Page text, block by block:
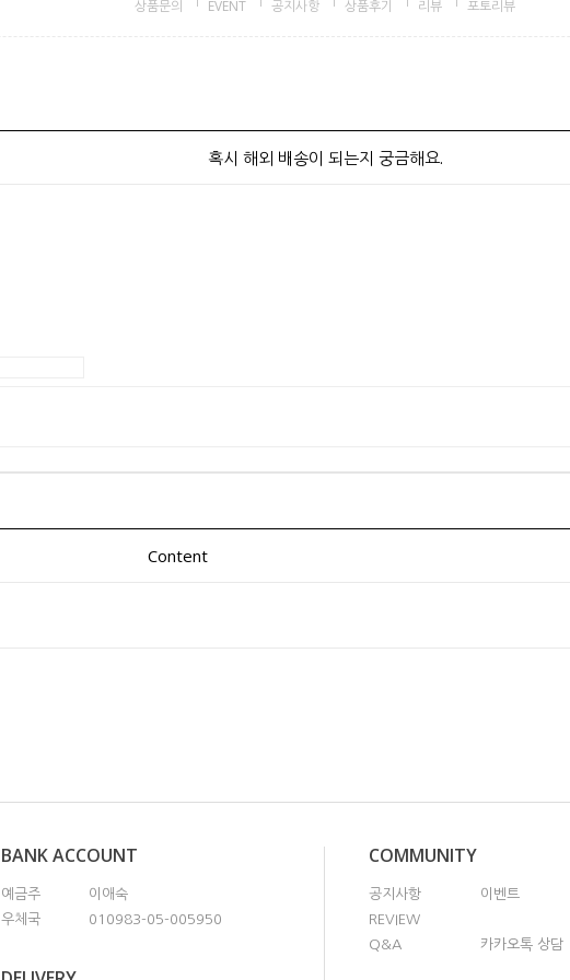
상품문의 EVENT 공지사항 상품후기 리뷰 포토리뷰
혹시 해외 배송이 되는지 궁금해요.
Content
BANK ACCOUNT
예금주
이애숙
우체국
010983-05-005950
COMMUNITY
공지사항
이벤트
REVIEW
Q&A
카카오톡 상담